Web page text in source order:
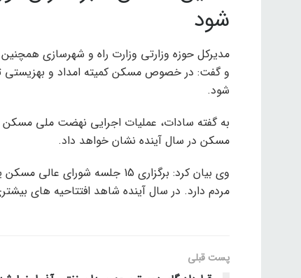
شود
مدیرکل حوزه وزارتی وزارت راه و شهرسازی همچنین
و گفت: در خصوص مسکن کمیته امداد و بهزیستی
شود.
مسکن در سال آینده نشان خواهد داد.
وی بیان کرد: برگزاری 15 جلسه
مردم دارد. در سال آینده شاهد افتتاحیه های
پست قبلی